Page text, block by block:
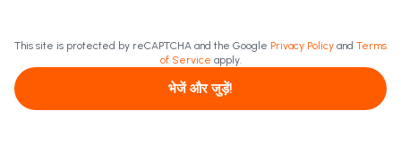
This site is protected by reCAPTCHA and the Google Privacy Policy and Terms
of Service apply.
भेजें और जुड़ें!